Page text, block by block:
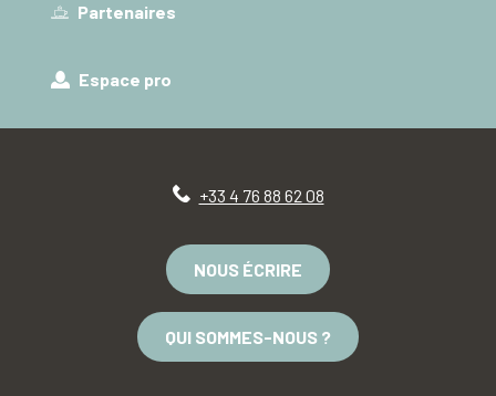
Partenaires
Espace pro
+33 4 76 88 62 08
NOUS ÉCRIRE
QUI SOMMES-NOUS ?